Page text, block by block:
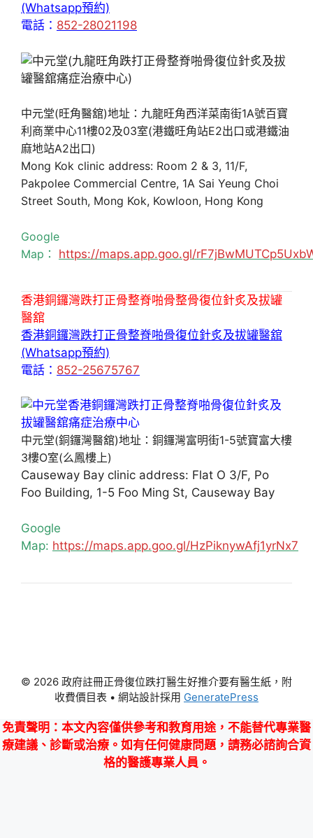
(Whatsapp預約)
電話： 852-28021198
中元堂(旺角醫舘)地址：九龍旺角西洋菜南街1A號百寶
利商業中心11樓02及03室(港鐵旺角站E2出口或港鐵油
麻地站A2出口)
Mong Kok clinic address: Room 2 & 3, 11/F,
Pakpolee Commercial Centre, 1A Sai Yeung Choi
Street South, Mong Kok, Kowloon, Hong Kong
Google
Map： https://maps.app.goo.gl/
香港銅鑼灣跌打正骨整脊啪骨整骨復位針炙及拔罐
醫舘
香港銅鑼灣跌打正骨整脊啪骨復位針炙及拔罐醫舘
(Whatsapp預約)
電話： 852-25675767
中元堂(銅鑼灣醫舘)地址：銅鑼灣富明街1-5號寶富大樓
3樓O室(么鳳樓上)
Causeway Bay clinic address: Flat O 3/F, Po
Foo Building, 1-5 Foo Ming St, Causeway Bay
Google
Map: https://maps.app.goo.gl/HzPiknywAfj1yrNx7
© 2026 政府註冊正骨復位跌打醫生好推介要有醫生紙，附
收費價目表 • 網站設計採用 GeneratePress
免責聲明 ：本文內容僅供參考和教育用途，不能替代專業醫
療建議、診斷或治療。如有任何健康問題，請務必諮詢合資
格的醫護專業人員。